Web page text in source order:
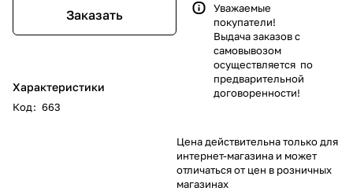
Заказать
Характеристики
Код: 663
Уважаемые
покупатели!
Выдача заказов с
самовывозом
осуществляется по
предварительной
договоренности!
Цена действительна только для
интернет-магазина и может
отличаться от цен в розничных
магазинах